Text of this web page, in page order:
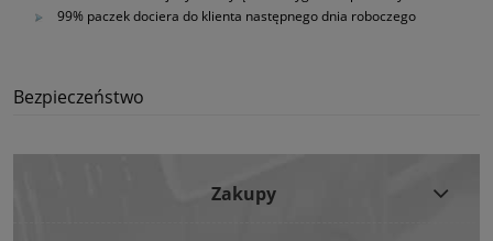
99% paczek dociera do klienta następnego dnia roboczego
Bezpieczeństwo
Zakupy